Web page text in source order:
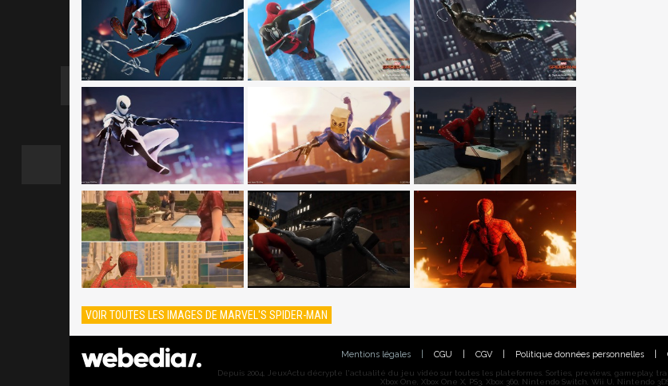
VOIR TOUTES LES IMAGES DE MARVEL'S SPIDER-MAN
Mentions légales CGU CGV Politique données personnelles
Depuis 2004, JeuxActu décrypte l'actualité du jeu vidéo sur toutes les plateformes. Sorties, previews, gameplay,
Xbox One, Xbox One X, PS3, Xbox 360, Nintendo Switch, Wii U, Nintendo